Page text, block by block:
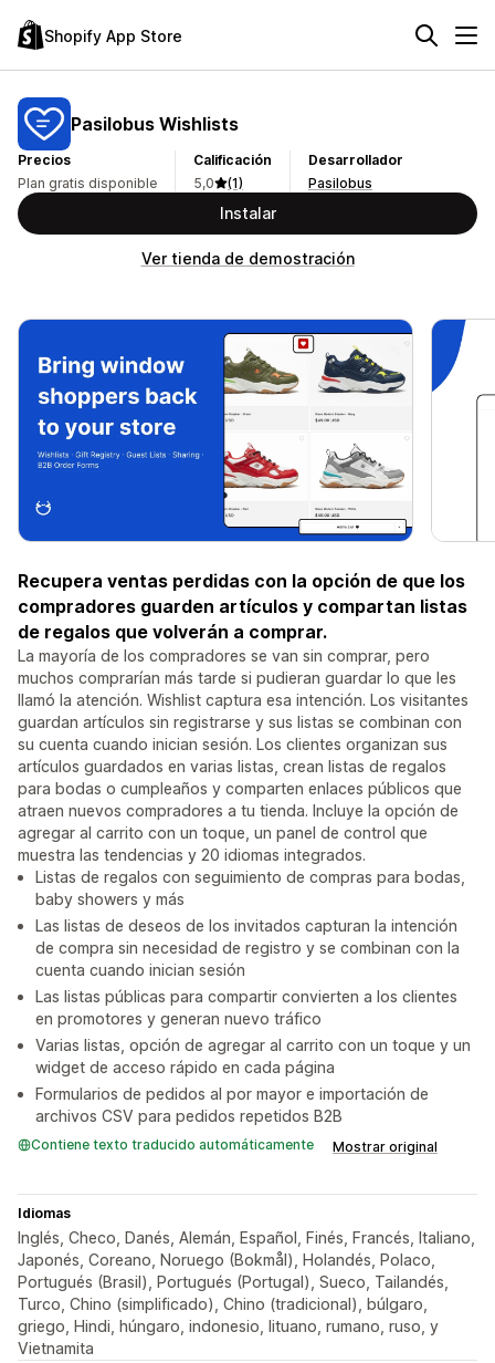
Shopify App Store
Pasilobus Wishlists
Precios
Plan gratis disponible
Calificación
5,0
(1)
Desarrollador
Pasilobus
Instalar
Ver tienda de demostración
Recupera ventas perdidas con la opción de que los
compradores guarden artículos y compartan listas
de regalos que volverán a comprar.
La mayoría de los compradores se van sin comprar, pero
muchos comprarían más tarde si pudieran guardar lo que les
llamó la atención. Wishlist captura esa intención. Los visitantes
guardan artículos sin registrarse y sus listas se combinan con
su cuenta cuando inician sesión. Los clientes organizan sus
artículos guardados en varias listas, crean listas de regalos
para bodas o cumpleaños y comparten enlaces públicos que
atraen nuevos compradores a tu tienda. Incluye la opción de
agregar al carrito con un toque, un panel de control que
muestra las tendencias y 20 idiomas integrados.
Listas de regalos con seguimiento de compras para bodas,
baby showers y más
Las listas de deseos de los invitados capturan la intención
de compra sin necesidad de registro y se combinan con la
cuenta cuando inician sesión
Las listas públicas para compartir convierten a los clientes
en promotores y generan nuevo tráfico
Varias listas, opción de agregar al carrito con un toque y un
widget de acceso rápido en cada página
Formularios de pedidos al por mayor e importación de
archivos CSV para pedidos repetidos B2B
Contiene texto traducido automáticamente Mostrar original
Idiomas
Inglés, Checo, Danés, Alemán, Español, Finés, Francés, Italiano,
Japonés, Coreano, Noruego (Bokmål), Holandés, Polaco,
Portugués (Brasil), Portugués (Portugal), Sueco, Tailandés,
Turco, Chino (simplificado), Chino (tradicional), búlgaro,
griego, Hindi, húngaro, indonesio, lituano, rumano, ruso, y
Vietnamita